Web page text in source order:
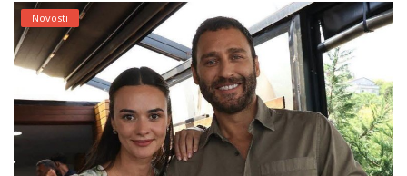
Novosti